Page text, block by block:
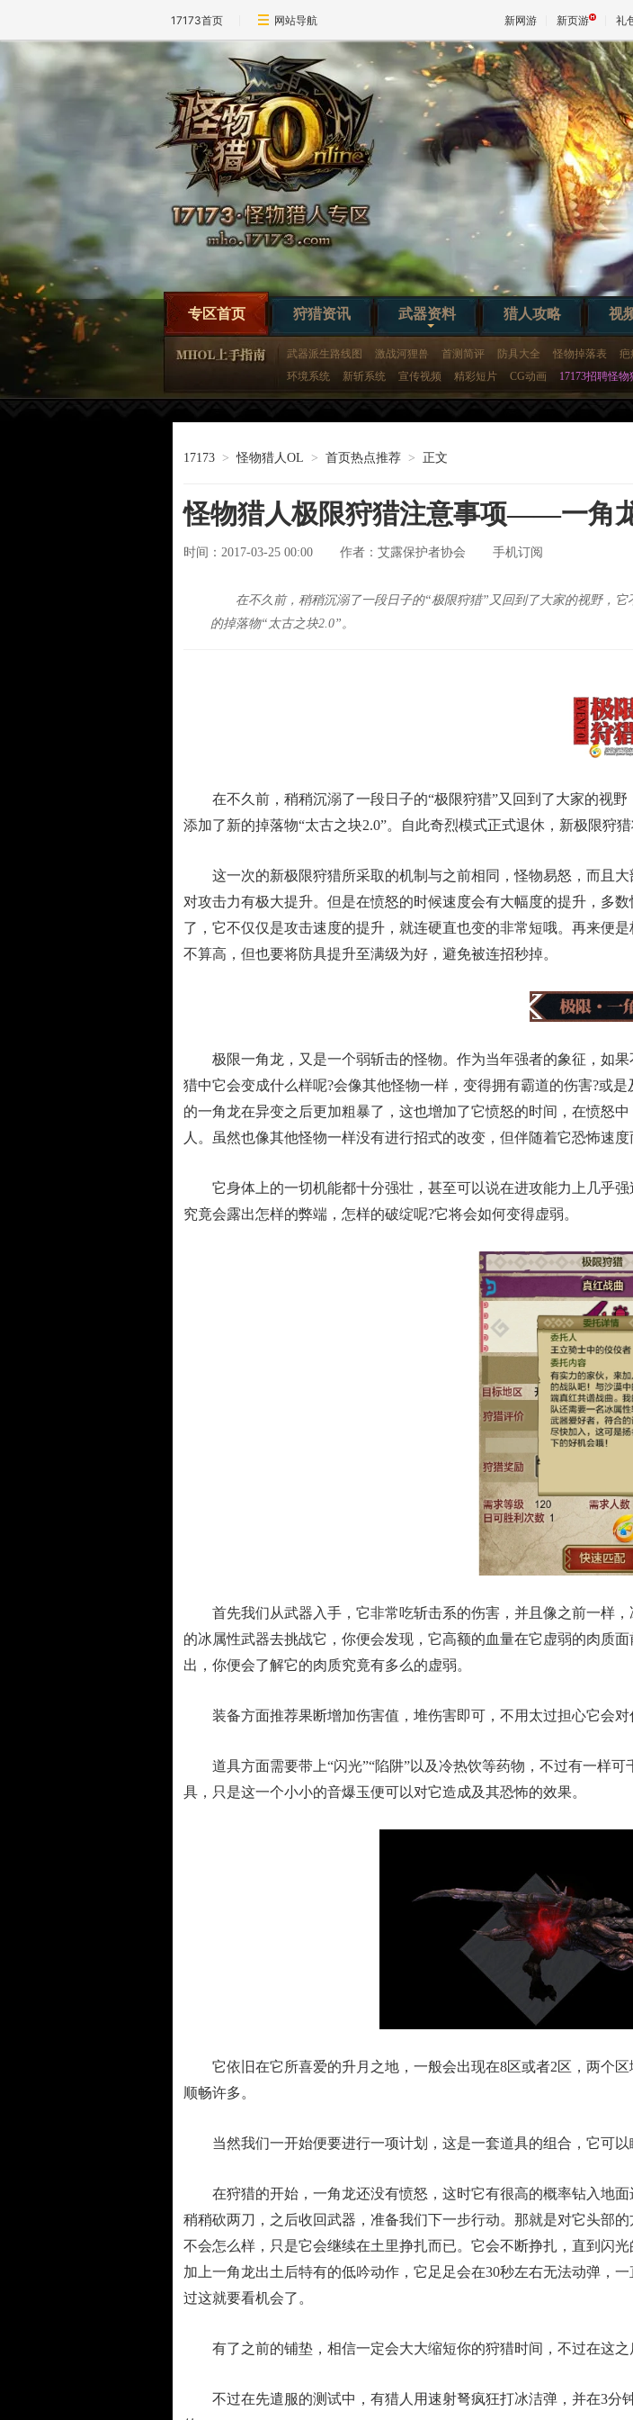
17173首页 网站导航 新网游 新页游 礼
专区首页 狩猎资讯 武器资料 猎人攻略 视
武器派生路线图 激战河狸兽 首测简评 防具大全 怪物掉落表 疤
环境系统
新斩系统 宣传视频 精彩短片 CG动画 17173招聘怪
17173 > 怪物猎人OL > 首页热点推荐 > 正文
怪物猎人极限狩猎注意事项——一角
时间：2017-03-25 00:00 作者： 艾露保护者协会 手机订阅
在不久前，稍稍沉溺了一段日子的“极限狩猎”又回到了大家的视野，
的掉落物“太古之块2.0”。
在不久前，稍稍沉溺了一段日子的“极限狩猎”又回到了大家的视野
添加了新的掉落物“太古之块2.0”。自此奇烈模式正式退休，新极限狩
这一次的新极限狩猎所采取的机制与之前相同，怪物易怒，而且大
对攻击力有极大提升。但是在愤怒的时候速度会有大幅度的提升，多
了，它不仅仅是攻击速度的提升，就连硬直也变的非常短哦。再来便
不算高，但也要将防具提升至满级为好，避免被连招秒掉。
极限一角龙，又是一个弱斩击的怪物。作为当年强者的象征，如果
猎中它会变成什么样呢?会像其他怪物一样，变得拥有霸道的伤害?或
的一角龙在异变之后更加粗暴了，这也增加了它愤怒的时间，在愤怒
人。虽然也像其他怪物一样没有进行招式的改变，但伴随着它恐怖速度
它身体上的一切机能都十分强壮，甚至可以说在进攻能力上几乎强
究竟会露出怎样的弊端，怎样的破绽呢?它将会如何变得虚弱。
首先我们从武器入手，它非常吃斩击系的伤害，并且像之前一样，
的冰属性武器去挑战它，你便会发现，它高额的血量在它虚弱的肉质
出，你便会了解它的肉质究竟有多么的虚弱。
装备方面推荐果断增加伤害值，堆伤害即可，不用太过担心它会对
道具方面需要带上“闪光”“陷阱”以及冷热饮等药物，不过有一样可
具，只是这一个小小的音爆玉便可以对它造成及其恐怖的效果。
它依旧在它所喜爱的升月之地，一般会出现在8区或者2区，两个区
顺畅许多。
当然我们一开始便要进行一项计划，这是一套道具的组合，它可以
在狩猎的开始，一角龙还没有愤怒，这时它有很高的概率钻入地面
稍稍砍两刀，之后收回武器，准备我们下一步行动。那就是对它头部
不会怎么样，只是它会继续在土里挣扎而已。它会不断挣扎，直到闪
加上一角龙出土后特有的低吟动作，它足足会在30秒左右无法动弹，
过这就要看机会了。
有了之前的铺垫，相信一定会大大缩短你的狩猎时间，不过在这之
不过在先遣服的测试中，有猎人用速射弩疯狂打冰洁弹，并在3分